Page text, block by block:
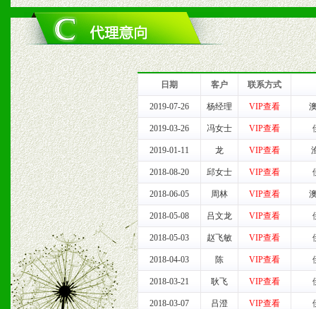
1、完善的信息服务咨询中
我们将及时回复您的疑问。
2、售后服务：突发性产品
以及时受理记录并合理妥
3、我们时刻整理各区销售
时收编销售效果显着的案
七、招商代理（全国各地）
1、认同我们的经营理念。
2、具备较好商业信誉和资
日期 客户 联系方式
2019-07-26 杨经理 VIP查看
2019-03-26 冯女士 VIP查看
2019-01-11 龙 VIP查看
2018-08-20 邱女士 VIP查看
2018-06-05 周林 VIP查看
2018-05-08 吕文龙 VIP查看
2018-05-03 赵飞敏 VIP查看
2018-04-03 陈 VIP查看
2018-03-21 耿飞 VIP查看
2018-03-07 吕澄 VIP查看